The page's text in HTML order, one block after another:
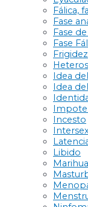
Fálica,
Fase
Fase
Fase
Frigidez
Idea
Idea
Incesto
Libido